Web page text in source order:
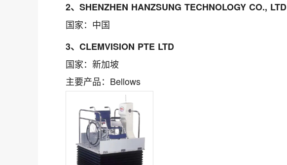
2、SHENZHEN HANZSUNG TECHNOLOGY CO., LTD
国家：中国
3、CLEMVISION PTE LTD
国家：新加坡
主要产品：Bellows